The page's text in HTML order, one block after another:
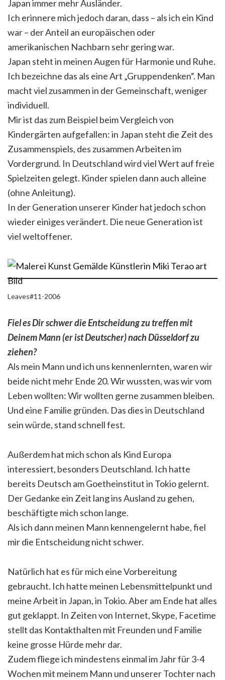
Japan immer mehr Ausländer.
Ich erinnere mich jedoch daran, dass – als ich ein Kind
war – der Anteil an europäischen oder
amerikanischen Nachbarn sehr gering war.
Japan steht in meinen Augen für Harmonie und Ruhe.
Ich bezeichne das als eine Art „Gruppendenken“. Man
macht viel zusammen in der Gemeinschaft, weniger
individuell.
Mir ist das zum Beispiel beim Vergleich von
Kindergärten aufgefallen: in Japan steht die Zeit des
Zusammenspiels, des zusammen Arbeiten im
Vordergrund. In Deutschland wird viel Wert auf freie
Spielzeiten gelegt. Kinder spielen dann auch alleine
(ohne Anleitung).
In der Generation unserer Kinder hat jedoch schon
wieder einiges verändert. Die neue Generation ist
viel weltoffener.
Leaves#11-2006
Fiel es Dir schwer die Entscheidung zu treffen mit
Deinem Mann (er ist Deutscher) nach Düsseldorf zu
ziehen?
Als mein Mann und ich uns kennenlernten, waren wir
beide nicht mehr Ende 20. Wir wussten, was wir vom
Leben wollten: Wir wollten gerne zusammen bleiben.
Und eine Familie gründen. Das dies in Deutschland
sein würde, stand schnell fest.
Außerdem hat mich schon als Kind Europa
interessiert, besonders Deutschland. Ich hatte
bereits Deutsch am Goetheinstitut in Tokio gelernt.
Der Gedanke ein Zeit lang ins Ausland zu gehen,
beschäftigte mich schon lange.
Als ich dann meinen Mann kennengelernt habe, fiel
mir die Entscheidung nicht schwer.
Natürlich hat es für mich eine Vorbereitung
gebraucht. Ich hatte meinen Lebensmittelpunkt und
meine Arbeit in Japan, in Tokio. Aber am Ende hat alles
gut geklappt. In Zeiten von Internet, Skype, Facetime
stellt das Kontakthalten mit Freunden und Familie
keine grosse Hürde mehr dar.
Zudem fliege ich mindestens einmal im Jahr für 3-4
Wochen mit meinem Mann und unserer Tochter nach